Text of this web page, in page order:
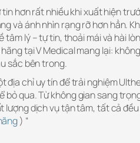
hơn rất nhiều khi xuất hiện
và ánh nhìn rạng rỡ hơn hẳn.
tâm lý – tự tin, thoải mái và hài
tại V Medical mang lại:
sắc bên trong.
địa chỉ uy tín để trải nghiệm
bỏ qua. Từ không gian sang
dịch vụ tận tâm, tất cả đều
) “